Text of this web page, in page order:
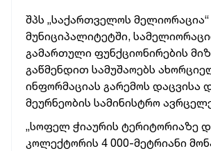
შპს „საქართველოს
მუნიციპალიტეტში,
გამართული ფუნქციონირების
გაწმენდით სამუშაოებს
ინფორმაციას გარემოს დაცვისა
მეურნეობის სამინისტრო
„სოფელ ჭიაურის ტერიტორიაზე
კოლექტორის 4 000-მეტრიანი